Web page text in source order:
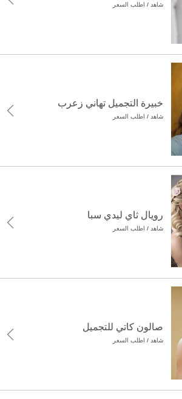
شاهد / اطلب السعر
خبيرة التجميل تهاني زعرب
شاهد / اطلب السعر
رويال ثاي ليدي سبا
شاهد / اطلب السعر
صالون كاتي للتجميل
شاهد / اطلب السعر